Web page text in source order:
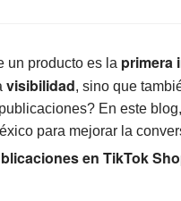
un producto es la primera
visibilidad, sino que
En este
para mejorar la
en TikTok